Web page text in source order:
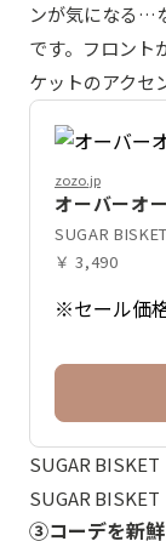
ンが気になる…
です。フロント
ケットのアクセ
zozo.jp
オーバーオ
SUGAR BISKET
￥ 3,490
※セール価
SUGAR BISKET
SUGAR BISKET
③コーデを新